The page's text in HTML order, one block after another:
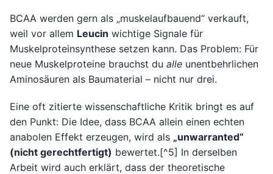
BCAA werden gern als „muskelaufbauend“ verkauft,
weil vor allem Leucin wichtige Signale für
Muskelproteinsynthese setzen kann. Das Problem: Für
neue Muskelproteine brauchst du alle unentbehrlichen
Aminosäuren als Baumaterial – nicht nur drei.
Eine oft zitierte wissenschaftliche Kritik bringt es auf
den Punkt: Die Idee, dass BCAA allein einen echten
anabolen Effekt erzeugen, wird als „unwarranted“
(nicht gerechtfertigt) bewertet.[^5] In derselben
Arbeit wird auch erklärt, dass der theoretische